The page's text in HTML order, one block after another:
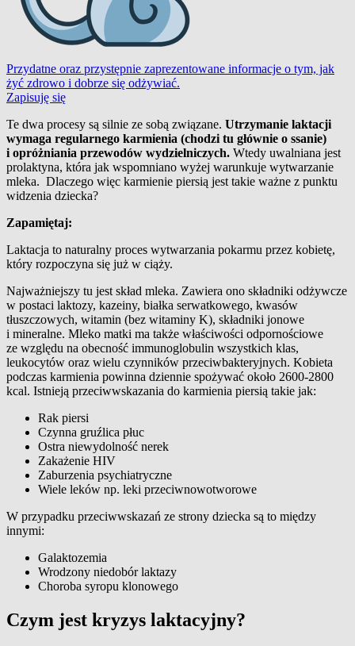
Przydatne oraz przystępnie zaprezentowane informacje o tym, jak
żyć zdrowo i dobrze się odżywiać.
Zapisuję się
Te dwa procesy są silnie ze sobą związane. Utrzymanie laktacji
wymaga regularnego karmienia (chodzi tu głównie o ssanie)
i opróżniania przewodów wydzielniczych. Wtedy uwalniana jest
prolaktyna, która jak wspomniano wyżej warunkuje wytwarzanie
mleka. Dlaczego więc karmienie piersią jest takie ważne z punktu
widzenia dziecka?
Zapamiętaj:
Laktacja to naturalny proces wytwarzania pokarmu przez kobietę,
który rozpoczyna się już w ciąży.
Najważniejszy tu jest skład mleka. Zawiera ono składniki odżywcze
w postaci laktozy, kazeiny, białka serwatkowego, kwasów
tłuszczowych, witamin (bez witaminy K), składniki jonowe
i mineralne. Mleko matki ma także właściwości odpornościowe
ze względu na obecność immunoglobulin wszystkich klas,
leukocytów oraz wielu czynników przeciwbakteryjnych. Kobieta
podczas karmienia powinna dziennie spożywać około 2600-2800
kcal. Istnieją przeciwwskazania do karmienia piersią takie jak:
Rak piersi
Czynna gruźlica płuc
Ostra niewydolność nerek
Zakażenie HIV
Zaburzenia psychiatryczne
Wiele leków np. leki przeciwnowotworowe
W przypadku przeciwwskazań ze strony dziecka są to między
innymi:
Galaktozemia
Wrodzony niedobór laktazy
Choroba syropu klonowego
Czym jest kryzys laktacyjny?